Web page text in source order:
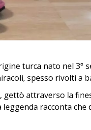
turca nato nel 3°
spesso rivolti a
gettò attraverso la
racconta